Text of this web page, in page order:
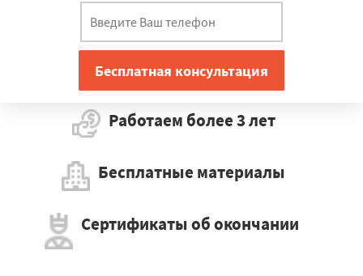
Работаем более 3 лет
Бесплатные материалы
Сертификаты об окончании